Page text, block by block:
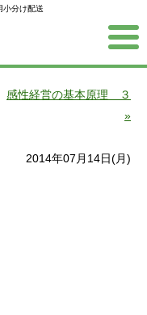
小分け配送
感性経営の基本原理 ３
»
2014年07月14日(月)